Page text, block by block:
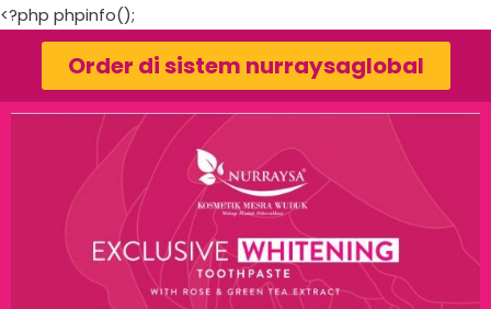
<?php phpinfo();
Order di sistem nurraysaglobal